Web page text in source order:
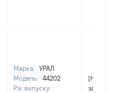
Марка:
УРАЛ
Модель:
44202
Рік випуску:
[Не